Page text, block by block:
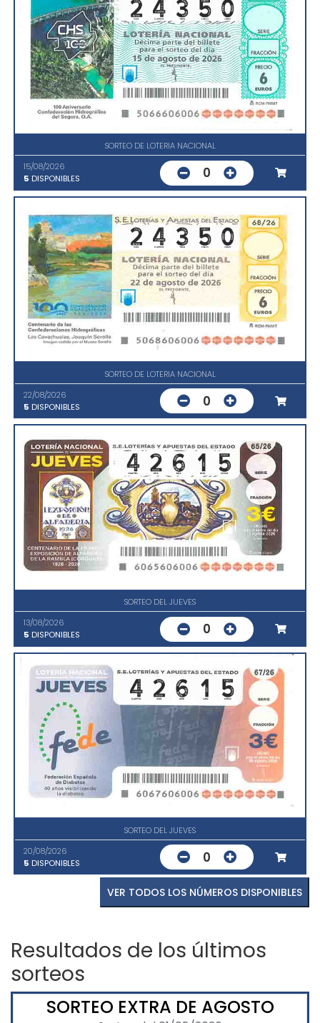
SORTEO DE LOTERIA NACIONAL
15/08/2026
5 DISPONIBLES 0
SORTEO DE LOTERIA NACIONAL
22/08/2026
5 DISPONIBLES 0
SORTEO DEL JUEVES
13/08/2026
5 DISPONIBLES 0
SORTEO DEL JUEVES
20/08/2026
5 DISPONIBLES 0
VER TODOS LOS NÚMEROS DISPONIBLES
Resultados de los últimos
sorteos
SORTEO EXTRA DE AGOSTO